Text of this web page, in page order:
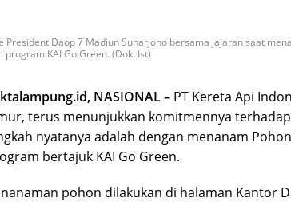
President Daop 7 Madiun Suharjono bersama jajaran saat
program KAI Go Green. (Dok. Ist)
NASIONAL – PT Kereta Api
terus menunjukkan komitmennya
nyatanya adalah dengan menanam
bertajuk KAI Go Green.
pohon dilakukan di halaman Kantor